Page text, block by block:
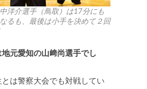
洋介選手（鳥取）は17分にも
るも、最後は小手を決めて２回
元愛知の山﨑尚選手でし
とは警察大会でも対戦してい